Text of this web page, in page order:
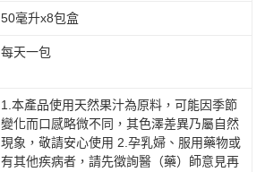
50毫升x8包盒
每天一包
1.本產品使用天然果汁為原料，可能因季節
變化而口感略微不同，其色澤差異乃屬自然
現象，敬請安心使用 2.孕乳婦、服用藥物或
有其他疾病者，請先徵詢醫（藥）師意見再